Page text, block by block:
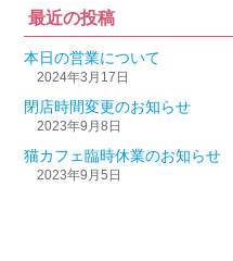
最近の投稿
本日の営業について
2024年3月17日
閉店時間変更のお知らせ
2023年9月8日
猫カフェ臨時休業のお知らせ
2023年9月5日